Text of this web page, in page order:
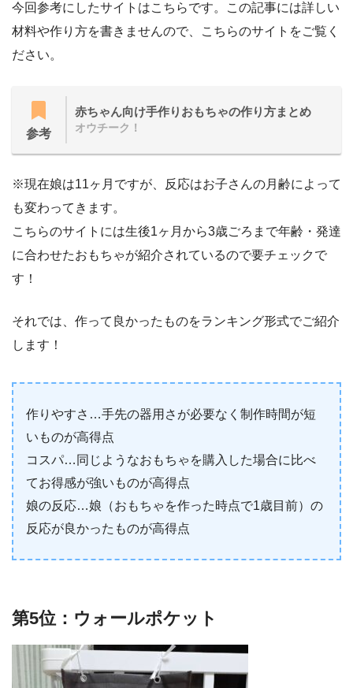
今回参考にしたサイトはこちらです。この記事には詳しい
材料や作り方を書きませんので、こちらのサイトをご覧く
ださい。
参考
赤ちゃん向け手作りおもちゃの作り方まとめ
オウチーク！
※現在娘は11ヶ月ですが、反応はお子さんの月齢によって
も変わってきます。
こちらのサイトには生後1ヶ月から3歳ごろまで年齢・発達
に合わせたおもちゃが紹介されているので要チェックで
す！
それでは、作って良かったものをランキング形式でご紹介
します！
作りやすさ…手先の器用さが必要なく制作時間が短
いものが高得点
コスパ…同じようなおもちゃを購入した場合に比べ
てお得感が強いものが高得点
娘の反応…娘（おもちゃを作った時点で1歳目前）の
反応が良かったものが高得点
第5位：ウォールポケット